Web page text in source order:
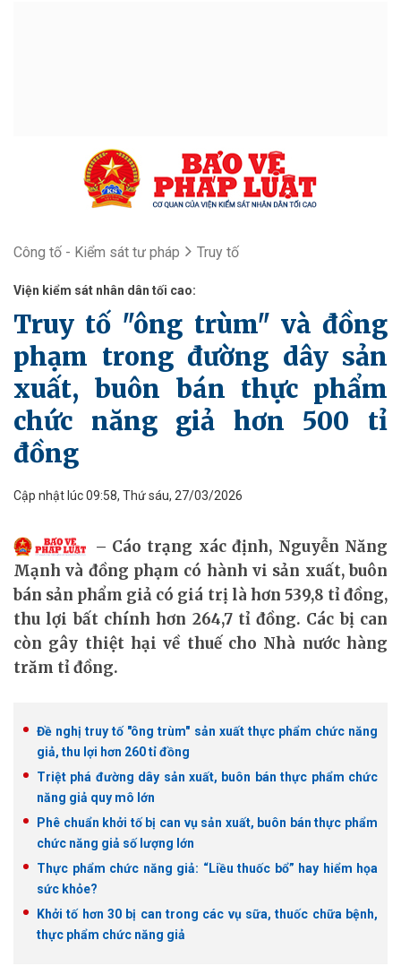
Công tố - Kiểm sát tư pháp Truy tố
Viện kiểm sát nhân dân tối cao:
Truy tố "ông trùm" và đồng
phạm trong đường dây sản
xuất, buôn bán thực phẩm
chức năng giả hơn 500 tỉ
đồng
Cập nhật lúc 09:58, Thứ sáu, 27/03/2026
Cáo trạng xác định, Nguyễn Năng
Mạnh và đồng phạm có hành vi sản xuất, buôn
bán sản phẩm giả có giá trị là hơn 539,8 tỉ đồng,
thu lợi bất chính hơn 264,7 tỉ đồng. Các bị can
còn gây thiệt hại về thuế cho Nhà nước hàng
trăm tỉ đồng.
Đề nghị truy tố "ông trùm" sản xuất thực phẩm chức năng
giả, thu lợi hơn 260 tỉ đồng
Triệt phá đường dây sản xuất, buôn bán thực phẩm chức
năng giả quy mô lớn
Phê chuẩn khởi tố bị can vụ sản xuất, buôn bán thực phẩm
chức năng giả số lượng lớn
Thực phẩm chức năng giả: “Liều thuốc bổ” hay hiểm họa
sức khỏe?
Khởi tố hơn 30 bị can trong các vụ sữa, thuốc chữa bệnh,
thực phẩm chức năng giả